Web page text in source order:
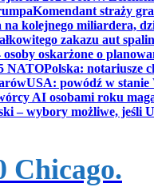
Komendant straży
na kolejnego miliardera,
zakazu aut
oskarżone o
NATOPolska: notariusze
USA: powódź w stanie
AI osobami roku
– wybory możliwe, jeśli
Chicago.